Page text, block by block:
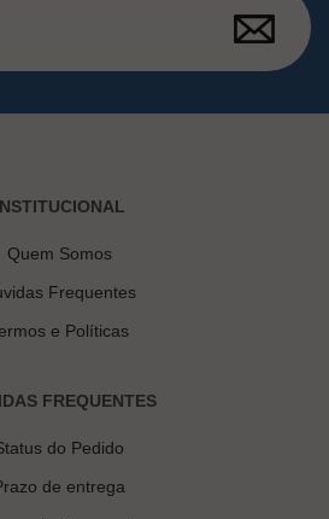
Quem Somos
Frequentes
e Políticas
FREQUENTES
do Pedido
de entrega